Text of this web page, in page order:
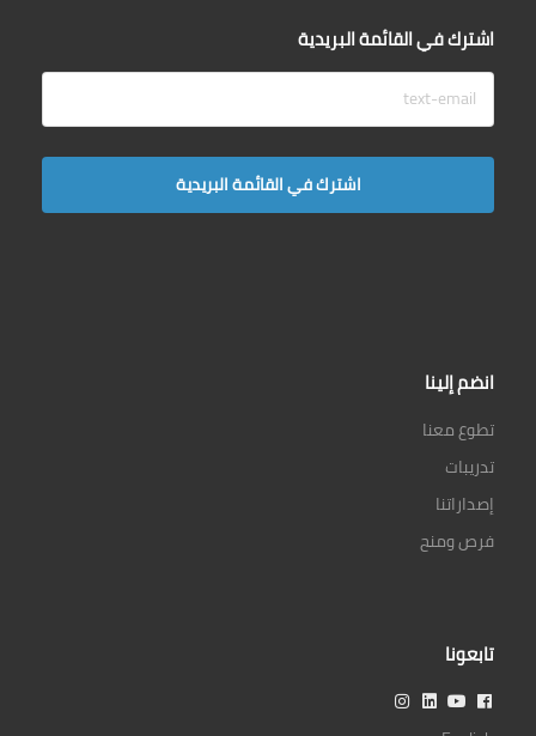
اشترك في القائمة البريدية
انضم إلينا
تطوع معنا
تدريبات
إصداراتنا
فرص ومنح
تابعونا